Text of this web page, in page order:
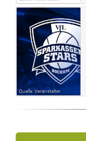
Quelle: Veranstalter